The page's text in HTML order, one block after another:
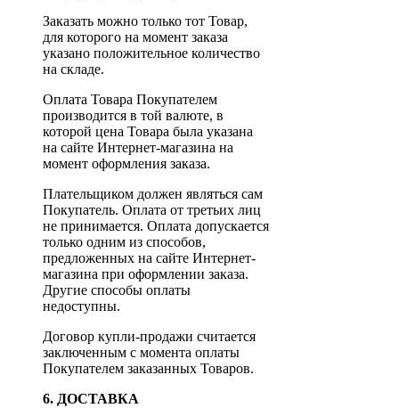
Заказать можно только тот Товар,
для которого на момент заказа
указано положительное количество
на складе.
Оплата Товара Покупателем
производится в той валюте, в
которой цена Товара была указана
на сайте Интернет-магазина на
момент оформления заказа.
Плательщиком должен являться сам
Покупатель. Оплата от третьих лиц
не принимается. Оплата допускается
только одним из способов,
предложенных на сайте Интернет-
магазина при оформлении заказа.
Другие способы оплаты
недоступны.
Договор купли-продажи считается
заключенным с момента оплаты
Покупателем заказанных Товаров.
6. ДОСТАВКА